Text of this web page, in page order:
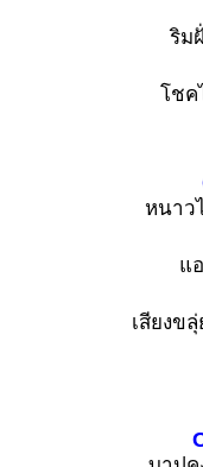
ริม
โชค
หนาว
แ
เสียงข